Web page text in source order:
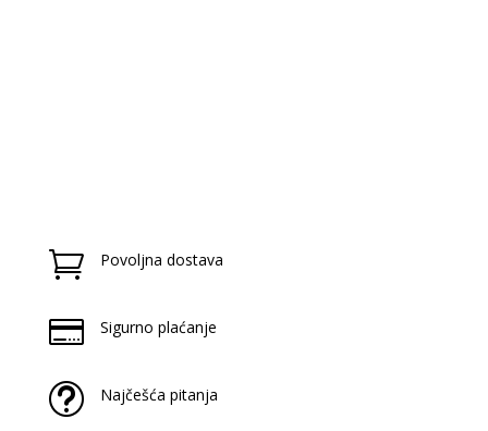
 Povoljna dostava
 Sigurno plaćanje
t Najčešća pitanja